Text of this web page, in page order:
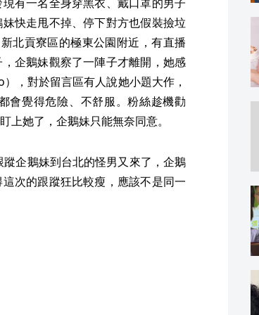
快走甩不掉、停下對方也假裝撿垃
北貢寮區的極東公園附近，有直播
企鵝妹觀察了一陣子才離開，她感
，對於留言區有人說她小題大作，
會覺得危險、不舒服。粉絲趁機勸
上她了，企鵝妹只能無奈同意。
企鵝妹到台北的怪男又來了，企鵝
次的跟蹤狂比較瘦，應該不是同一